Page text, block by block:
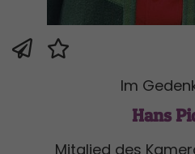
Im
Hans
Mitglied des